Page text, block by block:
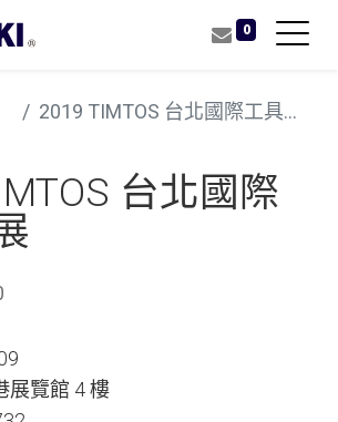
0
2019 TIMTOS 台北國際工具機展
台北國際
展覽館 4 樓